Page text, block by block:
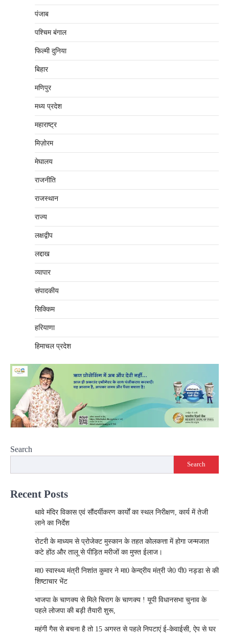
पंजाब
पश्चिम बंगाल
फिल्मी दुनिया
बिहार
मणिपुर
मध्‍य प्रदेश
महाराष्‍ट्र
मिज़ोरम
मेघालय
राजनीति
राजस्थान
राज्य
लक्षद्वीप
लद्दाख
व्यापार
संपादकीय
सिक्किम
हरियाणा
हिमाचल प्रदेश
Search
Search
Recent Posts
थावे मंदिर विकास एवं सौंदर्यीकरण कार्यों का स्थल निरीक्षण, कार्य में तेजी
लाने का निर्देश
रोटरी के माध्यम से प्रोजेक्ट मुस्कान के तहत कोलकत्ता में होगा जन्मजात
कटे होंठ और तालू से पीड़ित मरीजों का मुफ्त ईलाज।
मा0 स्वास्थ्य मंत्री निशांत कुमार ने मा0 केन्द्रीय मंत्री जे0 पी0 नड्डा से की
शिष्टाचार भेंट
भाजपा के चाणक्य से मिले चिराग के चाणक्य ! यूपी विधानसभा चुनाव के
पहले लोजपा की बड़ी तैयारी शुरू,
महंगी गैस से बचना है तो 15 अगस्त से पहले निपटाएं ई-केवाईसी, ऐप से घर